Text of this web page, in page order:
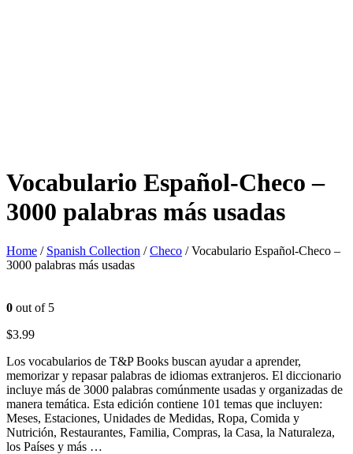
Vocabulario Español-Checo –
3000 palabras más usadas
Home / Spanish Collection /Checo / Vocabulario Español-Checo –
3000 palabras más usadas
0 out of 5
$3.99
Los vocabularios de T&P Books buscan ayudar a aprender,
memorizar y repasar palabras de idiomas extranjeros. El diccionario
incluye más de 3000 palabras comúnmente usadas y organizadas de
manera temática. Esta edición contiene 101 temas que incluyen:
Meses, Estaciones, Unidades de Medidas, Ropa, Comida y
Nutrición, Restaurantes, Familia, Compras, la Casa, la Naturaleza,
los Países y más …